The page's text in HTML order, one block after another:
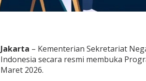
h
:
a
g
Jakarta – Kementerian Sekretariat
Indonesia secara resmi membuka
Maret 2026.